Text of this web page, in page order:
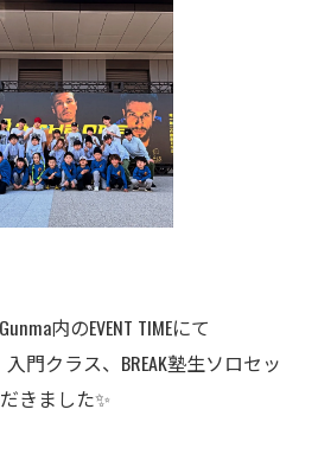
内のEVENT TIMEにて
門クラス、BREAK塾生ソロセッ
きました✨